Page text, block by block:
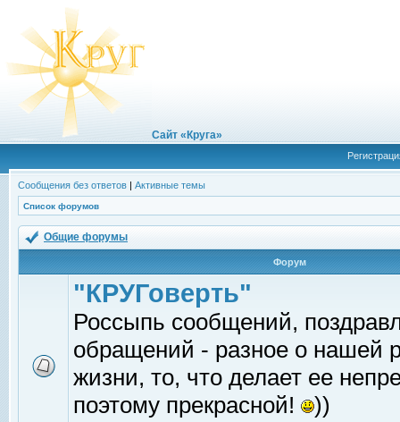
Сайт «Круга»
Сообщения без ответов | Активные темы
Список форумов
Общие форумы
Форум
"КРУГоверть"
Россыпь сообщений,
обращений - разное о нашей
жизни, то, что делает ее
поэтому прекрасной!
))